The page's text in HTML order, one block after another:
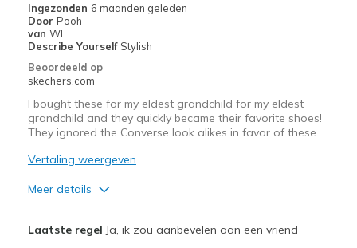
Width
Sizing
Feels true to size
View On Shoes
Ingezonden 6 maanden geleden
Door Pooh
van WI
Describe Yourself Stylish
Beoordeeld op
skechers.com
I bought these for my eldest grandchild for my eldest
grandchild and they quickly became their favorite shoes!
They ignored the Converse look alikes in favor of these
Vertaling weergeven
Meer details
Laatste regel Ja, ik zou aanbevelen aan een vriend